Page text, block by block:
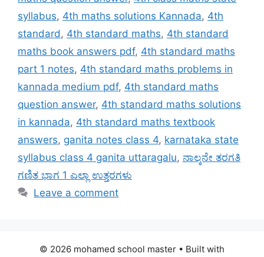
syllabus, 4th maths solutions Kannada, 4th
standard , 4th standard maths, 4th standard
maths book answers pdf, 4th standard maths
part 1 notes, 4th standard maths problems in
kannada medium pdf, 4th standard maths
question answer, 4th standard maths solutions
in kannada, 4th standard maths textbook
answers, ganita notes class 4, karnataka state
syllabus class 4 ganita uttaragalu, ನಾಲ್ಕನೇ ತರಗತಿ
ಗಣಿತ ಭಾಗ 1 ಎಲ್ಲಾ ಉತ್ತರಗಳು
Leave a comment
© 2026 mohamed school master • Built with